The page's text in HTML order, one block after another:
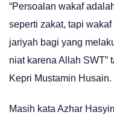
“Persoalan wakaf
seperti zakat, tapi
jariyah bagi yang
niat karena Allah SWT”
Kepri Mustamin Husain.
Masih kata Azhar